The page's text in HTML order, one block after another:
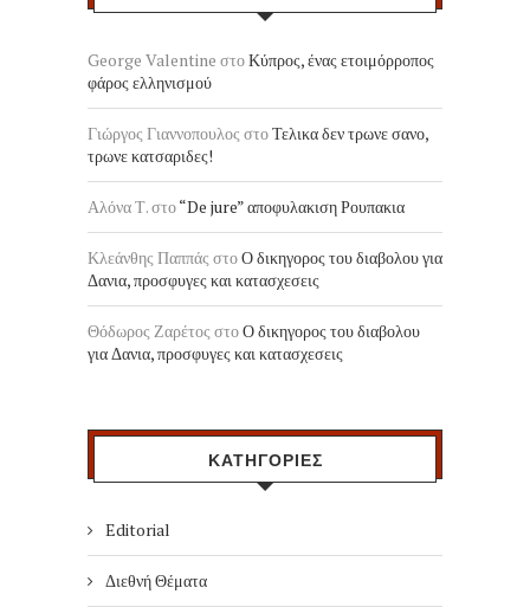
George Valentine στοΚύπρος, ένας ετοιμόρροπος
φάρος ελληνισμού
Γιώργος Γιαννοπουλος στοΤελικα δεν τρωνε σανο,
τρωνε κατσαριδες!
Αλόνα Τ.στο“De jure” αποφυλακιση Ρουπακια
Κλεάνθης Παππάς στοΟ δικηγορος του διαβολου για
Δανια, προσφυγες και κατασχεσεις
Θόδωρος Ζαρέτος στοΟ δικηγορος του διαβολου
για Δανια, προσφυγες και κατασχεσεις
ΚΑΤΗΓΟΡΙΕΣ
Editorial
Διεθνή Θέματα